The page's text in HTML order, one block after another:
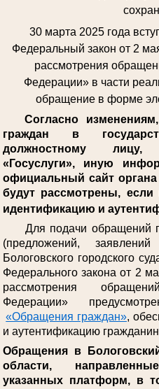
30 марта 2025 года
Федеральный закон от 2
рассмотрения
Федерации» в части
обращение в форме
Согласно изменениям,
граждан в
должностному лицу,
«Госуслуги», иную
официальный сайт органа
будут рассмотрены, если
идентификацию и
Для подачи обращений
(предложений,
Бологовского городского
Федерального закона от 2
рассмотрения
Федерации»
«Обращения граждан»,
и аутентификацию
Обращения в
области,
указанных платформ, в